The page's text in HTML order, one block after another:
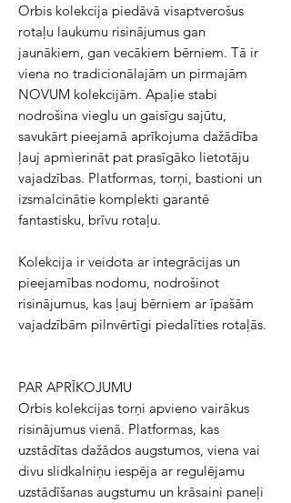
Orbis kolekcija piedāvā visaptverošus
rotaļu laukumu risinājumus gan
jaunākiem, gan vecākiem bērniem. Tā ir
viena no tradicionālajām un pirmajām
NOVUM kolekcijām. Apaļie stabi
nodrošina vieglu un gaisīgu sajūtu,
savukārt pieejamā aprīkojuma dažādība
ļauj apmierināt pat prasīgāko lietotāju
vajadzības. Platformas, torņi, bastioni un
izsmalcinātie komplekti garantē
fantastisku, brīvu rotaļu.
Kolekcija ir veidota ar integrācijas un
pieejamības nodomu, nodrošinot
risinājumus, kas ļauj bērniem ar īpašām
vajadzībām pilnvērtīgi piedalīties rotaļās.
PAR APRĪKOJUMU
Orbis kolekcijas torņi apvieno vairākus
risinājumus vienā. Platformas, kas
uzstādītas dažādos augstumos, viena vai
divu slidkalniņu iespēja ar regulējamu
uzstādīšanas augstumu un krāsaini paneļi